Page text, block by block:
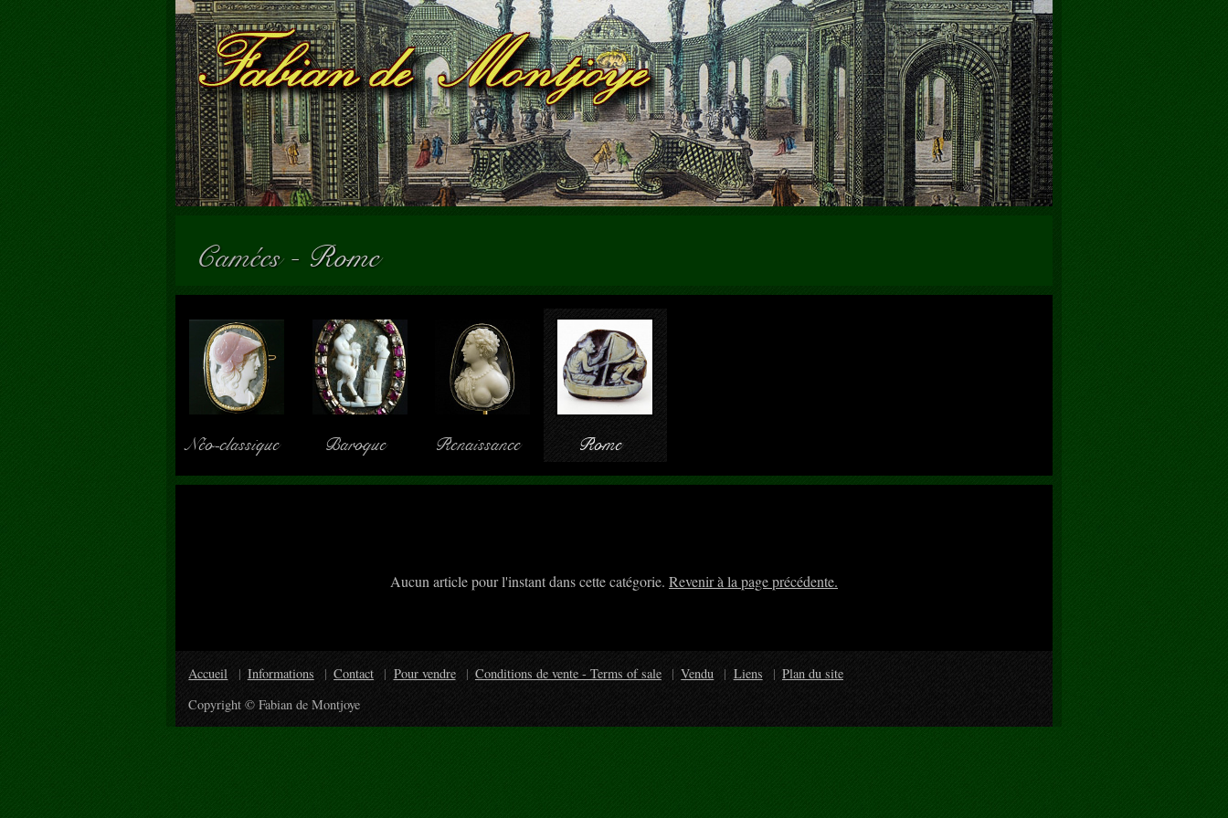
Camées -Rome
Néo-classique Baroque Renaissance Rome
Aucun article pour l'instant dans cette catégorie. Revenir à la page précédente.
Accueil Informations Contact Pour vendre Conditions de vente - Terms of sale Vendu Liens
Plan du site
Copyright © Fabian de Montjoye